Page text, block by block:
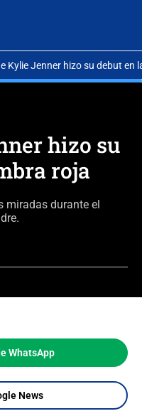
Kylie Jenner hizo su debut en
hizo su
roja
miradas durante el
WhatsApp
News